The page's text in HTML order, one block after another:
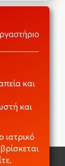
και
και
ιατρικό